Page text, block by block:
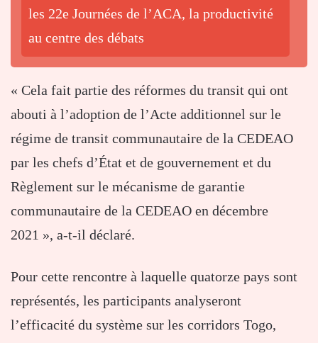
les 22e Journées de l’ACA, la productivité
au centre des débats
« Cela fait partie des réformes du transit qui ont
abouti à l’adoption de l’Acte additionnel sur le
régime de transit communautaire de la CEDEAO
par les chefs d’État et de gouvernement et du
Règlement sur le mécanisme de garantie
communautaire de la CEDEAO en décembre
2021 », a-t-il déclaré.
Pour cette rencontre à laquelle quatorze pays sont
représentés, les participants analyseront
l’efficacité du système sur les corridors Togo,